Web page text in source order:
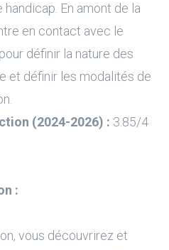
En amont de la
en contact avec le
définir la nature des
et définir les modalités de
(2024-2026) : 3.85/4
:
vous découvrirez et